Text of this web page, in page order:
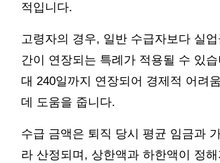
적입니다.
고령자의 경우, 일반 수급자보다 실업
간이 연장되는 특례가 적용될 수 있습
대 240일까지 연장되어 경제적 어려
데 도움을 줍니다.
수급 금액은 퇴직 당시 평균 임금과
라 산정되며, 상한액과 하한액이 정